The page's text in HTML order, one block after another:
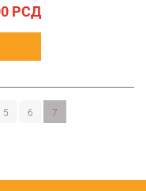
РСД
5 6 7